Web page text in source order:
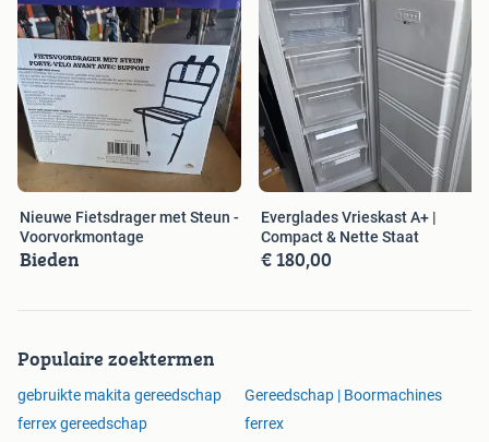
Nieuwe Fietsdrager met Steun -
Voorvorkmontage
Bieden
Everglades Vrieskast A+ |
Compact & Nette Staat
€ 180,00
Populaire zoektermen
gebruikte makita gereedschap
Gereedschap | Boormachines
ferrex gereedschap
ferrex